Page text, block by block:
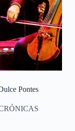
Pontes